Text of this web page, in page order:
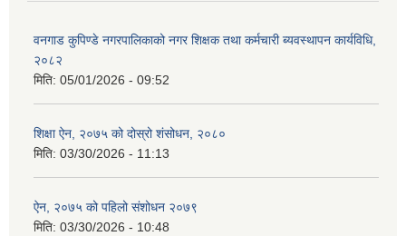
वनगाड कुपिण्डे नगरपालिकाको नगर शिक्षक तथा कर्मचारी ब्यवस्थापन कार्यविधि,
२०८२
मिति: 05/01/2026 - 09:52
शिक्षा ऐन, २०७५ को दोस्रो शंसोधन, २०८०
मिति: 03/30/2026 - 11:13
ऐन, २०७५ को पहिलो संशोधन २०७९
मिति: 03/30/2026 - 10:48